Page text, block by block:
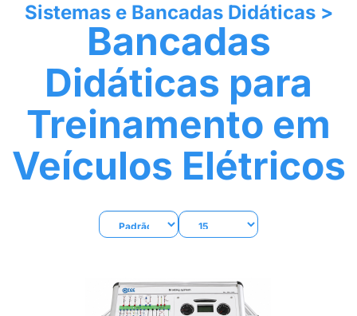
Sistemas e Bancadas Didáticas>
Bancadas
Didáticas para
Treinamento em
Veículos Elétricos